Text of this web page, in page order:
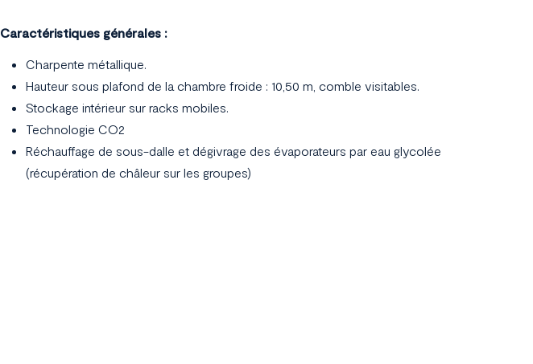
Caractéristiques générales :
Charpente métallique.
Hauteur sous plafond de la chambre froide : 10,50 m, comble visitables.
Stockage intérieur sur racks mobiles.
Technologie CO2
Réchauffage de sous-dalle et dégivrage des évaporateurs par eau glycolée
(récupération de châleur sur les groupes)